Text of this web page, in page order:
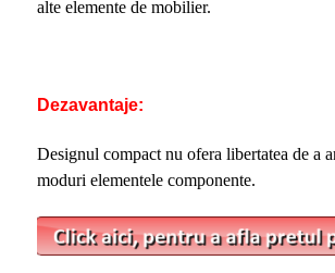
alte elemente de mobilier.
Dezavantaje:
Designul compact nu ofera libertatea de a
moduri elementele componente.